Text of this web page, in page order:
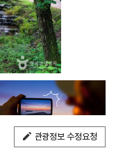
관광정보 수정요청